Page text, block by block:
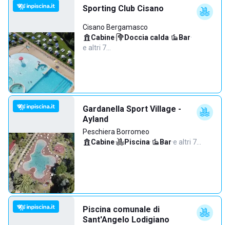
Sporting Club Cisano
Cisano Bergamasco
Cabine· Doccia calda· Bar·
e altri 7…
Gardanella Sport Village -
Ayland
Peschiera Borromeo
Cabine· Piscina· Bar·e altri 7…
Piscina comunale di
Sant'Angelo Lodigiano